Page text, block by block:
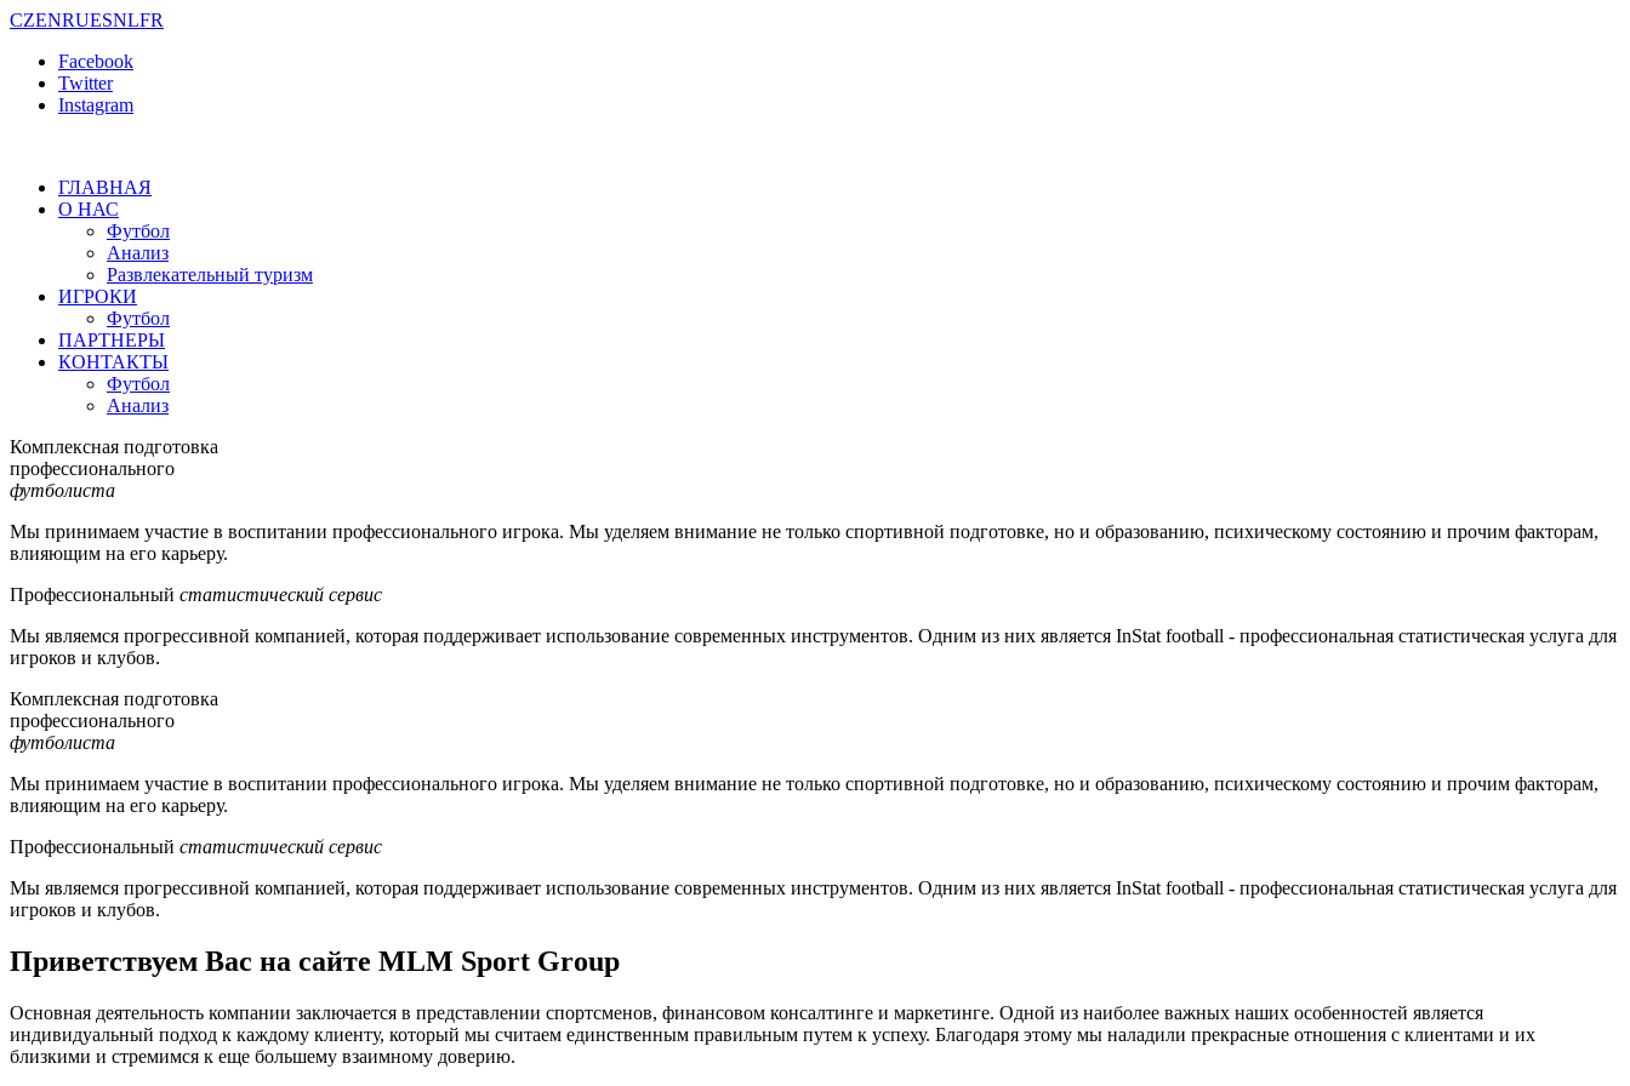
CZENRUESNLFR
Facebook
Twitter
Instagram
ГЛАВНАЯ
О НАС
Футбол
Анализ
Развлекательный туризм
ИГРОКИ
Футбол
ПАРТНЕРЫ
КОНТАКТЫ
Футбол
Анализ
Комплексная подготовка
профессионального
футболиста
Мы принимаем участие в воспитании профессионального игрока. Мы уделяем внимание не только спортивной подготовке, но и образованию, психическому состоянию и прочим факторам,
влияющим на его карьеру.
Профессиональный статистический сервис
Мы являемся прогрессивной компанией, которая поддерживает использование современных инструментов. Одним из них является InStat football - профессиональная статистическая услуга для
игроков и клубов.
Комплексная подготовка
профессионального
футболиста
Мы принимаем участие в воспитании профессионального игрока. Мы уделяем внимание не только спортивной подготовке, но и образованию, психическому состоянию и прочим факторам,
влияющим на его карьеру.
Профессиональный статистический сервис
Мы являемся прогрессивной компанией, которая поддерживает использование современных инструментов. Одним из них является InStat football - профессиональная статистическая услуга для
игроков и клубов.
Приветствуем Вас на сайте MLM Sport Group
Основная деятельность компании заключается в представлении спортсменов, финансовом консалтинге и маркетинге. Одной из наиболее важных наших особенностей является
индивидуальный подход к каждому клиенту, который мы считаем единственным правильным путем к успеху. Благодаря этому мы наладили прекрасные отношения с клиентами и их
близкими и стремимся к еще большему взаимному доверию.